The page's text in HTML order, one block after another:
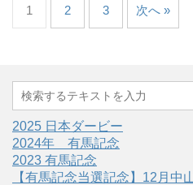
1 2 3 次へ »
2025 日本ダービー
2024年 有馬記念
2023 有馬記念
【有馬記念当選記念】12月中